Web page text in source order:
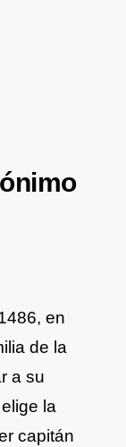
en
de la
a su
la
capitán